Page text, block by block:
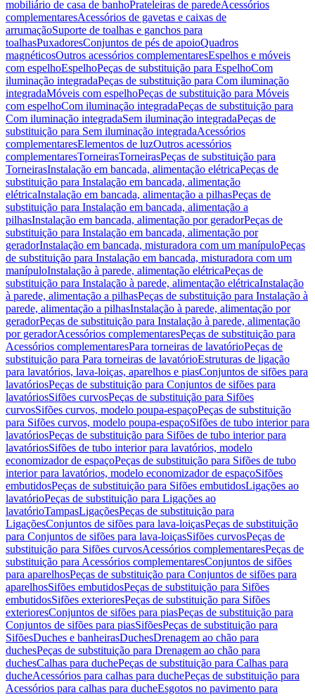
mobiliário de casa de banhoPrateleiras de paredeAcessórios
complementaresAcessórios de gavetas e caixas de
arrumaçãoSuporte de toalhas e ganchos para
toalhasPuxadoresConjuntos de pés de apoioQuadros
magnéticosOutros acessórios complementaresEspelhos e móveis
com espelhoEspelhoPeças de substituição para EspelhoCom
iluminação integradaPeças de substituição para Com iluminação
integradaMóveis com espelhoPeças de substituição para Móveis
com espelhoCom iluminação integradaPeças de substituição para
Com iluminação integradaSem iluminação integradaPeças de
substituição para Sem iluminação integradaAcessórios
complementaresElementos de luzOutros acessórios
complementaresTorneirasTorneirasPeças de substituição para
TorneirasInstalação em bancada, alimentação elétricaPeças de
substituição para Instalação em bancada, alimentação
elétricaInstalação em bancada, alimentação a pilhasPeças de
substituição para Instalação em bancada, alimentação a
pilhasInstalação em bancada, alimentação por geradorPeças de
substituição para Instalação em bancada, alimentação por
geradorInstalação em bancada, misturadora com um manípuloPeças
de substituição para Instalação em bancada, misturadora com um
manípuloInstalação à parede, alimentação elétricaPeças de
substituição para Instalação à parede, alimentação elétricaInstalação
à parede, alimentação a pilhasPeças de substituição para Instalação à
parede, alimentação a pilhasInstalação à parede, alimentação por
geradorPeças de substituição para Instalação à parede, alimentação
por geradorAcessórios complementaresPeças de substituição para
Acessórios complementaresPara torneiras de lavatórioPeças de
substituição para Para torneiras de lavatórioEstruturas de ligação
para lavatórios, lava-loiças, aparelhos e piasConjuntos de sifões para
lavatóriosPeças de substituição para Conjuntos de sifões para
lavatóriosSifões curvosPeças de substituição para Sifões
curvosSifões curvos, modelo poupa-espaçoPeças de substituição
para Sifões curvos, modelo poupa-espaçoSifões de tubo interior para
lavatóriosPeças de substituição para Sifões de tubo interior para
lavatóriosSifões de tubo interior para lavatórios, modelo
economizador de espaçoPeças de substituição para Sifões de tubo
interior para lavatórios, modelo economizador de espaçoSifões
embutidosPeças de substituição para Sifões embutidosLigações ao
lavatórioPeças de substituição para Ligações ao
lavatórioTampasLigaçõesPeças de substituição para
LigaçõesConjuntos de sifões para lava-loiçasPeças de substituição
para Conjuntos de sifões para lava-loiçasSifões curvosPeças de
substituição para Sifões curvosAcessórios complementaresPeças de
substituição para Acessórios complementaresConjuntos de sifões
para aparelhosPeças de substituição para Conjuntos de sifões para
aparelhosSifões embutidosPeças de substituição para Sifões
embutidosSifões exterioresPeças de substituição para Sifões
exterioresConjuntos de sifões para piasPeças de substituição para
Conjuntos de sifões para piasSifõesPeças de substituição para
SifõesDuches e banheirasDuchesDrenagem ao chão para
duchesPeças de substituição para Drenagem ao chão para
duchesCalhas para duchePeças de substituição para Calhas para
ducheAcessórios para calhas para duchePeças de substituição para
Acessórios para calhas para ducheEsgotos no pavimento para